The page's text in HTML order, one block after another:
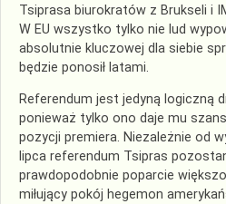
Tsiprasa biurokratów z Brukseli i
W EU wszystko tylko nie lud
absolutnie kluczowej dla siebie
będzie ponosił latami.
Referendum jest jedyną logiczną
ponieważ tylko ono daje mu
pozycji premiera. Niezależnie od
lipca referendum Tsipras
prawdopodobnie poparcie
miłujący pokój hegemon